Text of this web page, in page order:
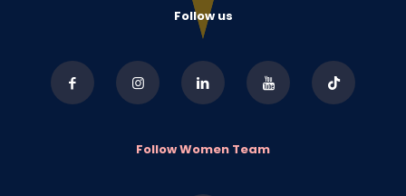
Follow us
Follow Women Team